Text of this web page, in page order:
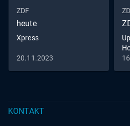
ZDF
heute
Xpress
20.11.2023
KONTAKT